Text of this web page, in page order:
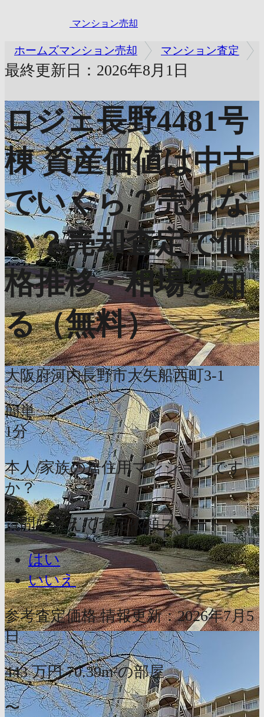
マンション売却
ホームズマンション売却 マンション査定
最終更新日：2026年8月1日
ロジェ長野4481号
棟 資産価値は中古
でいくら？売れな
い？売却査定で価
格推移・相場を知
る（無料）
大阪府河内長野市大矢船西町3-1
簡単
1分
本人/家族の居住用マンションです
か？
質問に答えて査定依頼スタート
はい
いいえ
参考査定価格 情報更新：2026年7月5
日
443 万円 70.39m²の部屋
〜